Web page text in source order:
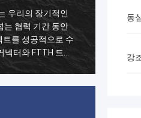
텍이 2014년에 제한된 채로
했을 때 놀랐습니다. GYXTW
이너 40GP와 빠른 연결기,
터를 위한 한 컨테이너
단지 2 주에 이 명령을 완성했
동
강